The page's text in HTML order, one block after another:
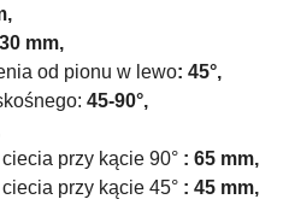
mm,
od pionu w lewo: 45°,
45-90°,
przy kącie 90° : 65 mm,
przy kącie 45° : 45 mm,